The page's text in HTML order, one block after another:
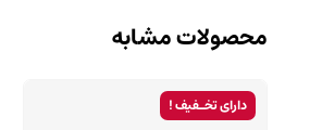
محصولات مشابه
دارای تخـفیف !